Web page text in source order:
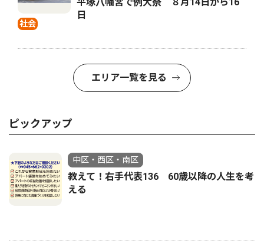
社会
日
エリア一覧を見る
ピックアップ
中区・西区・南区
教えて！右手代表136 60歳以降の人生を考
える